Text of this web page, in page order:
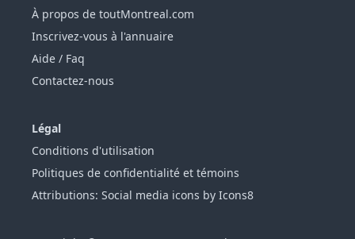
À propos de toutMontreal.com
Inscrivez-vous à l'annuaire
Aide / Faq
Contactez-nous
Légal
Conditions d'utilisation
Politiques de confidentialité et témoins
Attributions: Social media icons by Icons8